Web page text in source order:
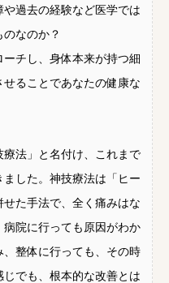
過去の経験など医学では
なのか？
チし、身体本来が持つ細
ることであなたの健康な
法」と名付け、これまで
した。神技療法は「ヒー
た手法で、全く痛みはな
病院に行っても原因がわか
整体に行っても、その時
でも、根本的な改善とは